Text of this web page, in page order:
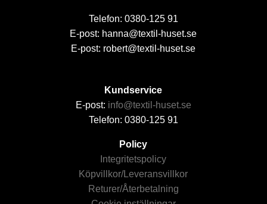
Telefon: 0380-125 91
E-post: hanna@textil-huset.se
E-post: robert@textil-huset.se
Kundservice
E-post: info@textil-huset.se
Telefon: 0380-125 91
Policy
Integritetspolicy
Köpvillkor/Leveransvillkor
Returer/Återbetalning